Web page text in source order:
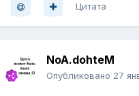
Цитата
NoA.dohteM
Опубликовано 27